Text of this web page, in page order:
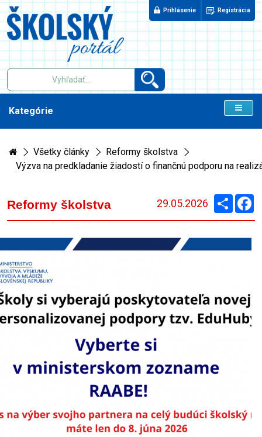
Prihlásenie Registrácia
Kategórie
Všetky články
Reformy školstva
Výzva na predkladanie žiadostí o finančnú podporu na
Reformy školstva 29.05.2026 Zdieľaj